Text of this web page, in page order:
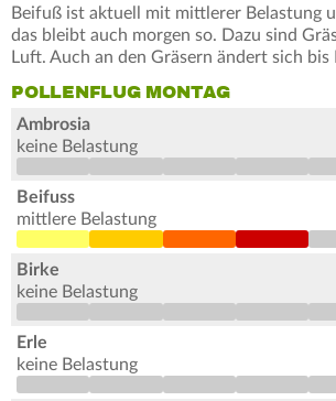
Beifuß ist aktuell mit mittlerer Belastung
das bleibt auch morgen so. Dazu sind
Luft. Auch an den Gräsern ändert sich
POLLENFLUG MONTAG
Ambrosia
keine Belastung
Beifuss
mittlere Belastung
Birke
keine Belastung
Erle
keine Belastung